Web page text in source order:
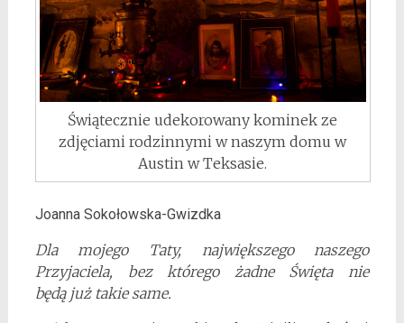
Świątecznie udekorowany kominek ze
zdjęciami rodzinnymi w naszym domu w
Austin w Teksasie.
Joanna Sokołowska-Gwizdka
Dla mojego Taty, największego naszego
Przyjaciela, bez którego żadne Święta nie
będą już takie same.